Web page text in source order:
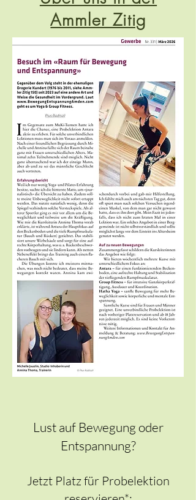
Ammler Zitig
Lust auf Bewegung oder
Entspannung?
Jetzt Platz für Probelektion